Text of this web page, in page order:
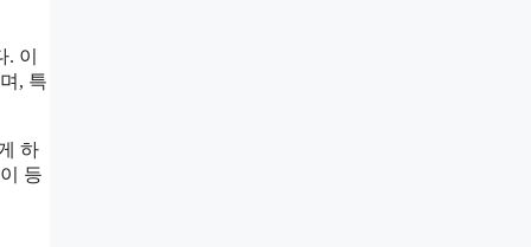
이
, 특
하
등